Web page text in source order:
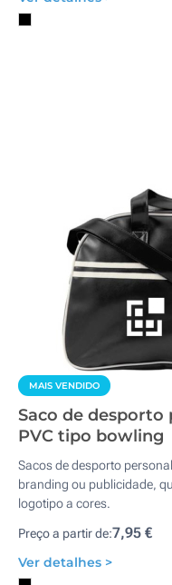
MAIS VENDIDO
Saco de
PVC tipo bowling
Sacos de desporto
branding ou publicidade,
logotipo a cores.
Preço a partir de:7,95 €
Ver detalhes >